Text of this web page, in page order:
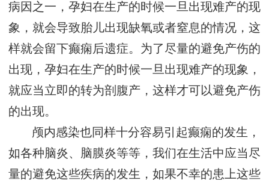
病因之一，孕妇在生产的时候一旦出现难产的现
象，就会导致胎儿出现缺氧或者窒息的情况，这
样就会留下癫痫后遗症。为了尽量的避免产伤的
出现，孕妇在生产的时候一旦出现难产的现象，
就应当立即的转为剖腹产，这样才可以避免产伤
的出现。
颅内感染也同样十分容易引起癫痫的发生，
如各种脑炎、脑膜炎等等，我们在生活中应当尽
量的避免这些疾病的发生，如果不幸的患上这些